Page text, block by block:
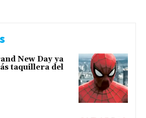
New Day ya
taquillera del